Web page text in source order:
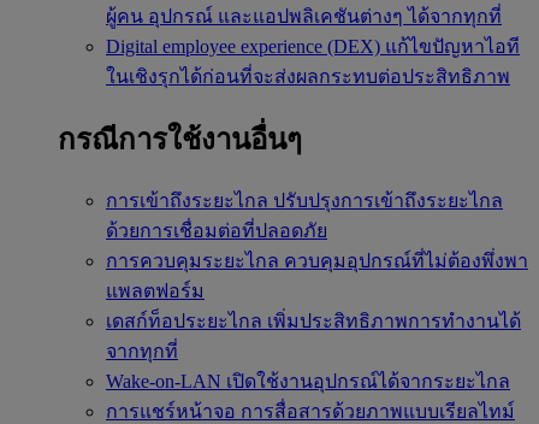
ผู้คน อุปกรณ์ และแอปพลิเคชันต่างๆ ได้จากทุกที่
Digital employee experience (DEX) แก้ไขปัญหาไอที
ในเชิงรุกได้ก่อนที่จะส่งผลกระทบต่อประสิทธิภาพ
กรณีการใช้งานอื่นๆ
การเข้าถึงระยะไกล ปรับปรุงการเข้าถึงระยะไกล
ด้วยการเชื่อมต่อที่ปลอดภัย
การควบคุมระยะไกล ควบคุมอุปกรณ์ที่ไม่ต้องพึ่งพา
แพลตฟอร์ม
เดสก์ท็อประยะไกล เพิ่มประสิทธิภาพการทำงานได้
จากทุกที่
Wake-on-LAN เปิดใช้งานอุปกรณ์ได้จากระยะไกล
การแชร์หน้าจอ การสื่อสารด้วยภาพแบบเรียลไทม์